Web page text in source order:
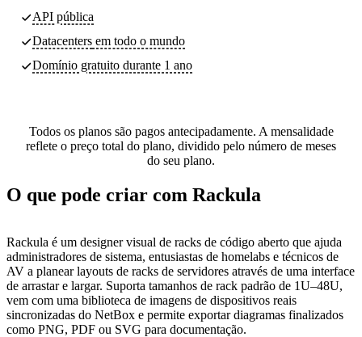
API pública
Datacenters em todo o mundo
Domínio gratuito durante 1 ano
Todos os planos são pagos antecipadamente. A mensalidade
reflete o preço total do plano, dividido pelo número de meses
do seu plano.
O que pode criar com Rackula
Rackula é um designer visual de racks de código aberto que ajuda
administradores de sistema, entusiastas de homelabs e técnicos de
AV a planear layouts de racks de servidores através de uma interface
de arrastar e largar. Suporta tamanhos de rack padrão de 1U–48U,
vem com uma biblioteca de imagens de dispositivos reais
sincronizadas do NetBox e permite exportar diagramas finalizados
como PNG, PDF ou SVG para documentação.